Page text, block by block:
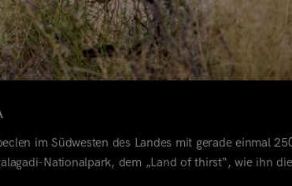
im Südwesten des Landes mit gerade einmal
Nationalpark, dem „Land of thirst“, wie ihn